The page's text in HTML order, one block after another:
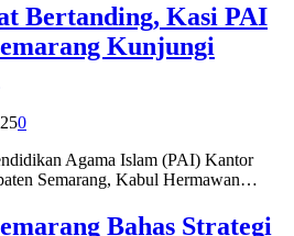
Bertanding, Kasi PAI
Kunjungi
0
Agama Islam (PAI) Kantor
Semarang, Kabul Hermawan…
Bahas Strategi